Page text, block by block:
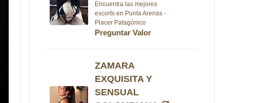
Encuentra las mejores
escorts en Punta Arenas -
Placer Patagónico
Preguntar Valor
ZAMARA
EXQUISITA Y
SENSUAL